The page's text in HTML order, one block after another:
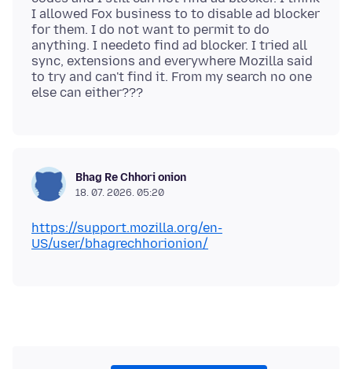
I allowed Fox business to to disable ad blocker
for them. I do not want to permit to do
anything. I needeto find ad blocker. I tried all
sync, extensions and everywhere Mozilla said
to try and can't find it. From my search no one
Bhag Re Chhori onion
18. 07. 2026. 05:20
https://support.mozilla.org/en-
US/user/bhagrechhorionion/